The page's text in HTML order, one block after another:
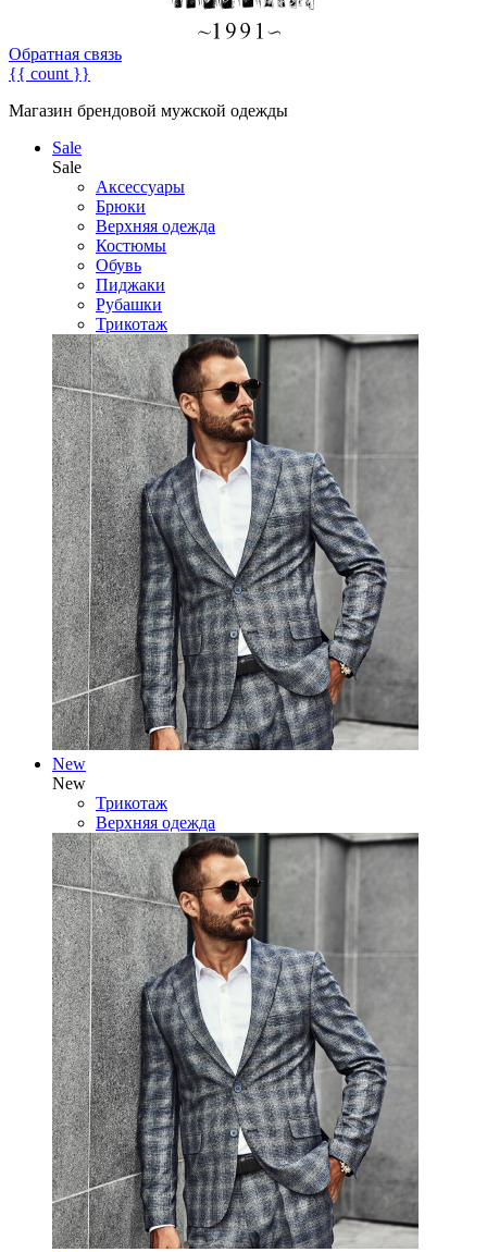
Обратная связь
{{ count }}
Магазин брендовой мужской одежды
Sale
Sale
Аксессуары
Брюки
Верхняя одежда
Костюмы
Обувь
Пиджаки
Рубашки
Трикотаж
New
New
Трикотаж
Верхняя одежда